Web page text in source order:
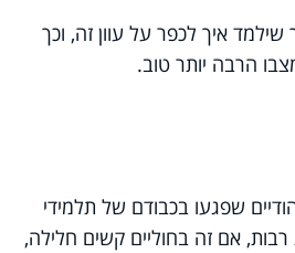
שילמד איך לכפר על עוון זה, וכך
הרבה יותר טוב.
שפגעו בכבודם של תלמידי
אם זה בחוליים קשים חלילה,